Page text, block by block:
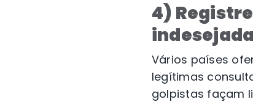
4)
Vários países
legítimas
golpistas façam